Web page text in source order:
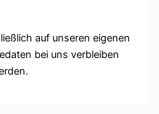
auf unseren eigenen
bei uns verbleiben